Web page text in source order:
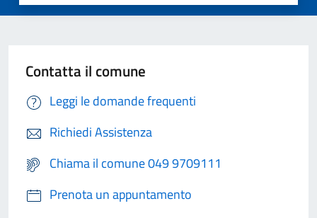
Contatta il comune
Leggi le domande frequenti
Richiedi Assistenza
Chiama il comune 049 9709111
Prenota un appuntamento